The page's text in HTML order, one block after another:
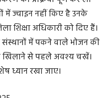
में ज्वाइन नहीं किए है उनके
शिक्षा अधिकारी को दिए हैं।
में पकने वाले भोजन की
खिलाने से पहले अवश्य चखें।
ध्यान रखा जाए।